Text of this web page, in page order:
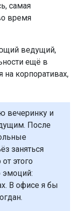
самая
время
ведущий,
ещё в
на корпоративах,
вечеринку и
После
заняться
этого
эмоций:
В офисе я бы